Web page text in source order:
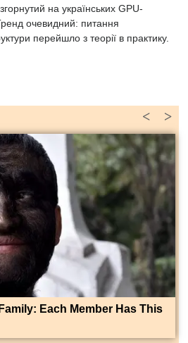
на українських GPU-
очевидний: питання
перейшло з теорії в практику.
>
<
Each Member Has This